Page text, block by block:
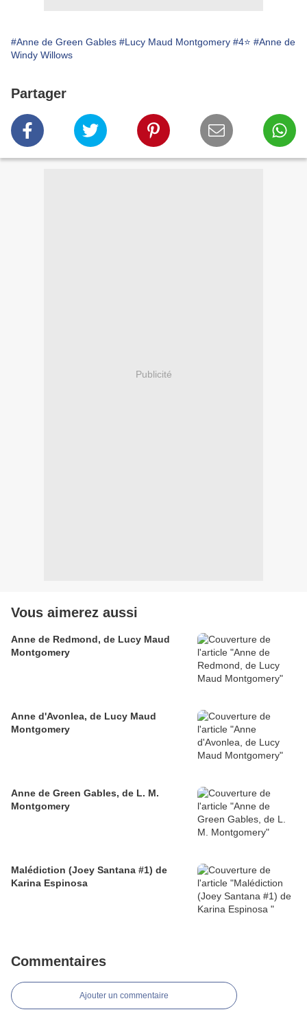
#Anne de Green Gables #Lucy Maud Montgomery #4⭐ #Anne de
Windy Willows
Partager
Publicité
Vous aimerez aussi
Anne de Redmond, de Lucy Maud
Montgomery
Anne d'Avonlea, de Lucy Maud
Montgomery
Anne de Green Gables, de L. M.
Montgomery
Malédiction (Joey Santana #1) de
Karina Espinosa
Commentaires
Ajouter un commentaire